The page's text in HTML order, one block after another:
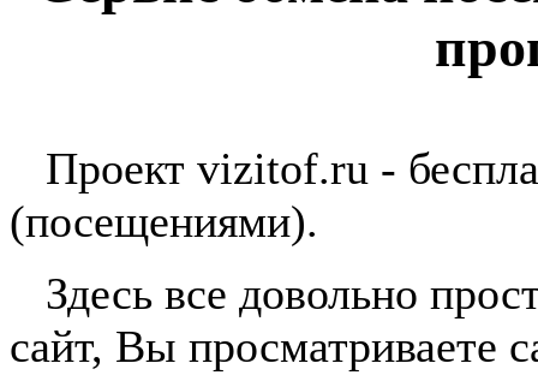
Проект vizitof.ru -
(посещениями).
Здесь все довольно
сайт, Вы просматриваете